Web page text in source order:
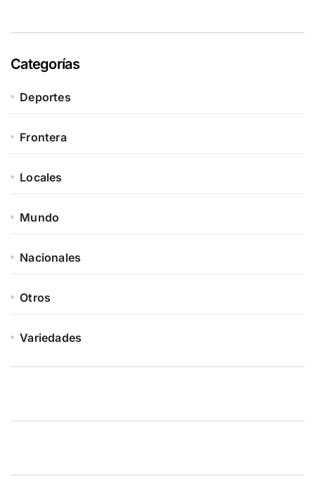
Categorías
Deportes
Frontera
Locales
Mundo
Nacionales
Otros
Variedades